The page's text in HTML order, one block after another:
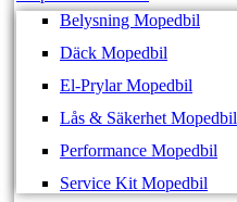
Belysning Mopedbil
Däck Mopedbil
El-Prylar Mopedbil
Lås & Säkerhet Mopedbil
Performance Mopedbil
Service Kit Mopedbil